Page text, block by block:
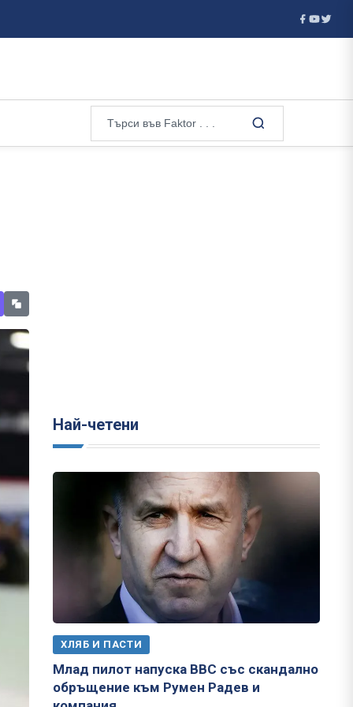
Ванс е фаворитът на Тръмп за
Най-четени
ХЛЯБ И ПАСТИ
Млад пилот напуска ВВС със скандално
обръщение към Румен Радев и